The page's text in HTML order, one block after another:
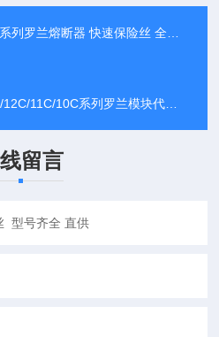
罗兰熔断器 快速保险丝 全新现货代理
10C系列罗兰模块代理经销 熔断器 快速保险丝
留言